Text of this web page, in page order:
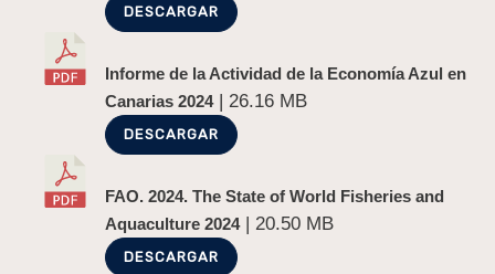
DESCARGAR
Informe de la Actividad de la Economía Azul en
Canarias 2024| 26.16 MB
DESCARGAR
FAO. 2024. The State of World Fisheries and
Aquaculture 2024| 20.50 MB
DESCARGAR